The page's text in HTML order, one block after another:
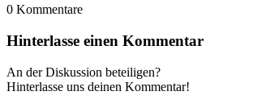
0 Kommentare
Hinterlasse einen Kommentar
An der Diskussion beteiligen?
Hinterlasse uns deinen Kommentar!